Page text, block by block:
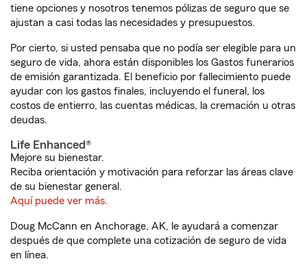
tiene opciones y nosotros tenemos pólizas de seguro que se
ajustan a casi todas las necesidades y presupuestos.
Por cierto, si usted pensaba que no podía ser elegible para un
seguro de vida, ahora están disponibles los Gastos funerarios
de emisión garantizada. El beneficio por fallecimiento puede
ayudar con los gastos finales, incluyendo el funeral, los
costos de entierro, las cuentas médicas, la cremación u otras
deudas.
Life Enhanced®
Mejore su bienestar.
Reciba orientación y motivación para reforzar las áreas clave
de su bienestar general.
Aquí puede ver más.
Doug McCann en Anchorage, AK, le ayudará a comenzar
después de que complete una cotización de seguro de vida
en línea.